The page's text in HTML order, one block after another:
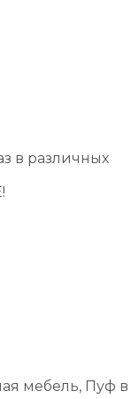
в различных
мебель, Пуф в